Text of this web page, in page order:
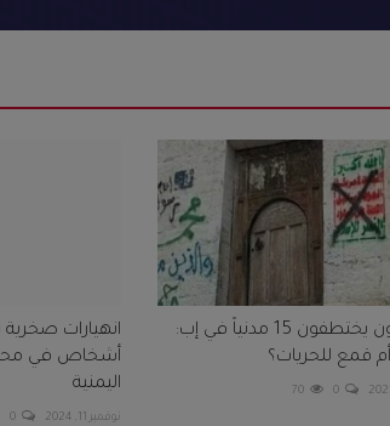
الحوثيون يختطفون 15 مدنياً في إب:
أم قمع للحريات؟
0
70
أشخاص في
اليمنية
نوفمبر 11, 2024 0